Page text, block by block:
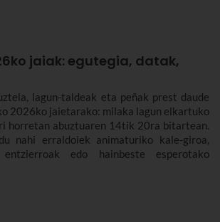
jaiak: egutegia, datak,
lagun-taldeak eta peñak prest daude
2026ko jaietarako: milaka lagun elkartuko
horretan abuztuaren 14tik 20ra bitartean.
nahi erraldoiek animaturiko kale-giroa,
entzierroak edo hainbeste esperotako